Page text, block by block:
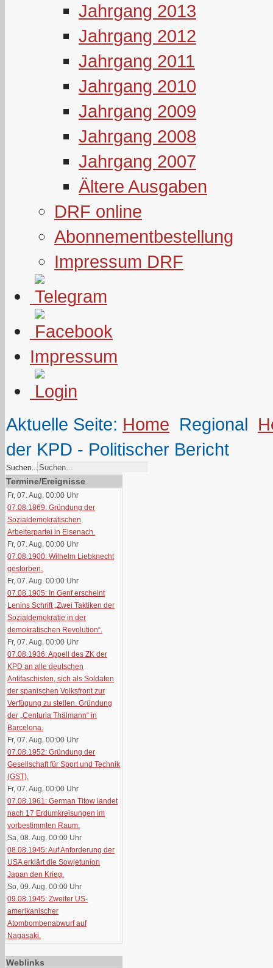
Jahrgang 2013
Jahrgang 2012
Jahrgang 2011
Jahrgang 2010
Jahrgang 2009
Jahrgang 2008
Jahrgang 2007
Ältere Ausgaben
DRF online
Abonnementbestellung
Impressum DRF
Impressum
Aktuelle Seite: Home Regional
der KPD - Politischer Bericht
Suchen...
Termine/Ereignisse
Fr, 07. Aug. 00:00 Uhr
07.08.1869: Gründung der
Sozialdemokratischen
Arbeiterpartei in Eisenach.
Fr, 07. Aug. 00:00 Uhr
07.08.1900: Wilhelm Liebknecht
gestorben.
Fr, 07. Aug. 00:00 Uhr
07.08.1905: In Genf erscheint
Lenins Schrift „Zwei Taktiken der
Sozialdemokratie in der
demokratischen Revolution“.
Fr, 07. Aug. 00:00 Uhr
07.08.1936: Appell des ZK der
KPD an alle deutschen
Antifaschisten, sich als Soldaten
der spanischen Volksfront zur
Verfügung zu stellen. Gründung
der „Centuria Thälmann“ in
Barcelona.
Fr, 07. Aug. 00:00 Uhr
07.08.1952: Gründung der
Gesellschaft für Sport und Technik
(GST).
Fr, 07. Aug. 00:00 Uhr
07.08.1961: German Titow landet
nach 17 Erdumkreisungen im
vorbestimmten Raum.
Sa, 08. Aug. 00:00 Uhr
08.08.1945: Auf Anforderung der
USA erklärt die Sowjetunion
Japan den Krieg.
So, 09. Aug. 00:00 Uhr
09.08.1945: Zweiter US-
amerikanischer
Atombombenabwurf auf
Nagasaki.
Weblinks